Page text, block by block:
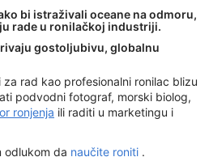
bi istraživali oceane na odmoru,
rade u ronilačkoj industriji.
gostoljubivu, globalnu
rad kao profesionalni ronilac blizu
podvodni fotograf, morski biolog,
ronjenja ili raditi u marketingu i
odlukom da naučite roniti .